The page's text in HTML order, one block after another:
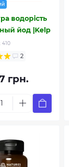
водорість
йод |Kelp
410
2
грн.